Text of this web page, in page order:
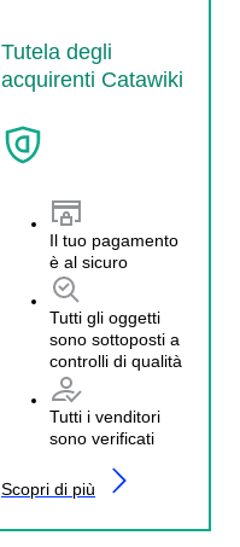
Tutela degli
acquirenti Catawiki
Il tuo pagamento
è al sicuro
Tutti gli oggetti
sono sottoposti a
controlli di qualità
Tutti i venditori
sono verificati
Scopri di più